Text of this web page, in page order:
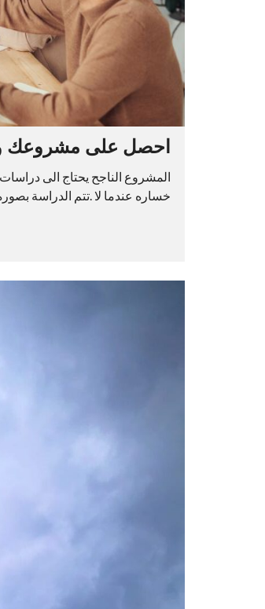
احصل على مشروعك
المشروع الناجح يحتاج الى
خساره عندما لا .تتم الدراسة